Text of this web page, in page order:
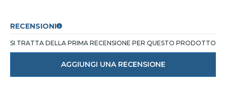
RECENSIONI
SI TRATTA DELLA PRIMA RECENSIONE PER QUESTO PRODOTTO
AGGIUNGI UNA RECENSIONE